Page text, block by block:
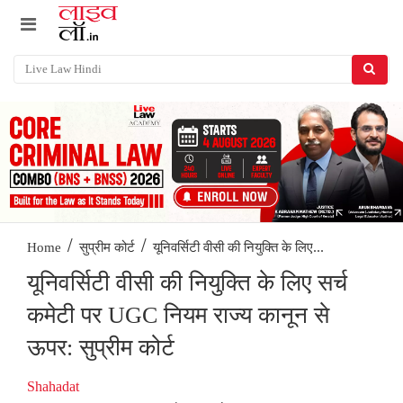
Home / सुप्रीम कोर्ट / यूनिवर्सिटी वीसी की नियुक्ति के लिए...
यूनिवर्सिटी वीसी की नियुक्ति के लिए सर्च
कमेटी पर UGC नियम राज्य कानून से
ऊपर: सुप्रीम कोर्ट
Shahadat